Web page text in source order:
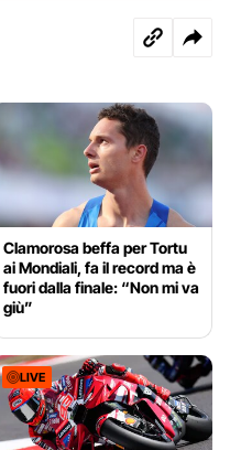
Clamorosa beffa per Tortu
ai Mondiali, fa il record ma è
fuori dalla finale: “Non mi va
giù”
LIVE